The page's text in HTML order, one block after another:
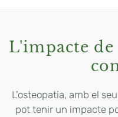
L'impacte
L'osteopatia, amb el
pot tenir un impacte